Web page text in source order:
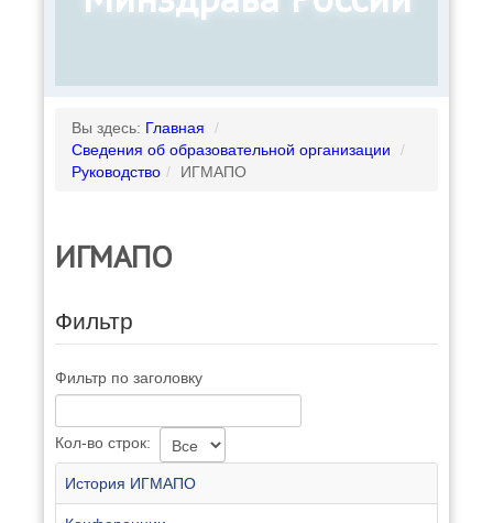
Вы здесь: Главная
/
Сведения об образовательной организации
/
Руководство / ИГМАПО
ИГМАПО
Фильтр
Фильтр по заголовку
Кол-во строк:
История ИГМАПО